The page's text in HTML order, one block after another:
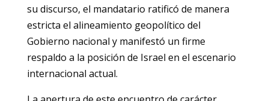
su discurso, el mandatario ratificó de manera
estricta el alineamiento geopolítico del
Gobierno nacional y manifestó un firme
respaldo a la posición de Israel en el escenario
internacional actual.